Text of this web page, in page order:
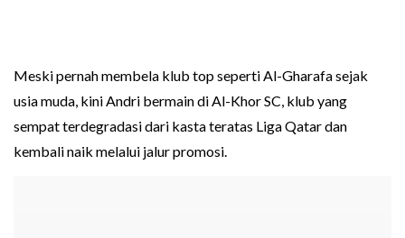
Meski pernah membela klub top seperti Al-Gharafa sejak
usia muda, kini Andri bermain di Al-Khor SC, klub yang
sempat terdegradasi dari kasta teratas Liga Qatar dan
kembali naik melalui jalur promosi.